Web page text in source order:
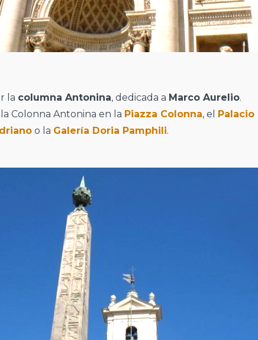
la columna Antonina, dedicada a Marco Aurelio.
Colonna Antonina en la Piazza Colonna, el Palacio
o la Galería Doria Pamphili.